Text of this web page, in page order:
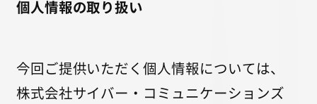
個人情報の取り扱い
今回ご提供いただく個人情報については、
株式会社サイバー・コミュニケーションズ